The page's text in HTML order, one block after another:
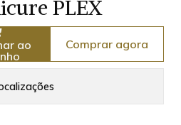
PLEX
ao
Comprar agora